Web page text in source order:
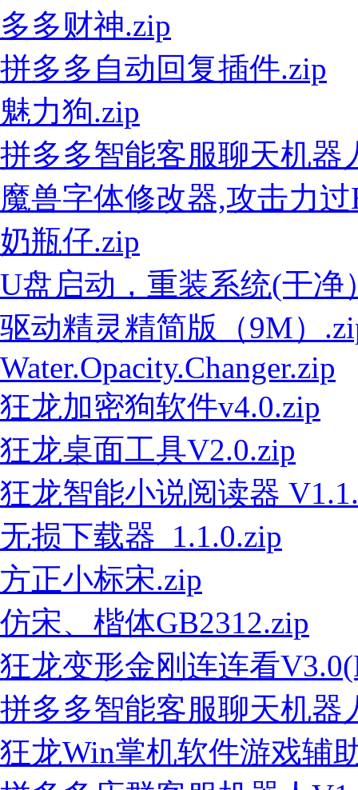
多多财神.zip
拼多多自动回复插件.zip
魅力狗.zip
拼多多智能客服聊天机器
魔兽字体修改器,攻击力
奶瓶仔.zip
U盘启动，重装系统(干净
驱动精灵精简版（9M）
Water.Opacity.Changer.zip
狂龙加密狗软件v4.0.zip
狂龙桌面工具V2.0.zip
狂龙智能小说阅读器
无损下载器_1.1.0.zip
方正小标宋.zip
仿宋、楷体GB2312.zip
狂龙变形金刚连连看
拼多多智能客服聊天机器
狂龙Win掌机软件游戏辅